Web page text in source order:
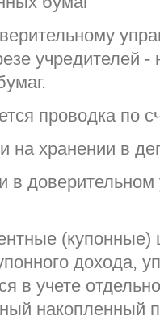
учредителей -
проводка по
на хранении в
в
(купонные)
дохода,
в учете
накопленный